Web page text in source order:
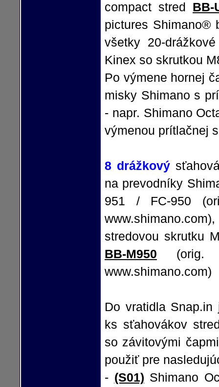
compact stred BB-
pictures Shimano®
všetky 20-
Kinex so skrutkou
Po výmene hornej
misky Shimano s
- napr. Shimano
výmenou prítlačnej
8 drážkový
na prevodníky
951 / FC-950
stredovou skrutku
BB-M950 (orig.
www.shimano.com)
Do vratidla
ks sťahovákov
so závitovými
použiť pre
- (S01) Shimano